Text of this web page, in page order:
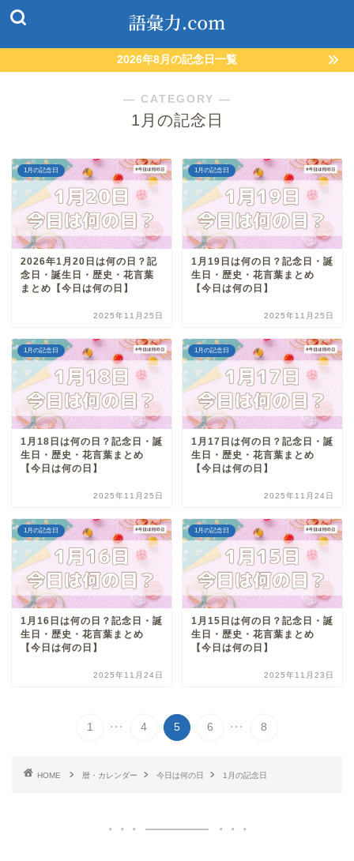
2026年8月の記念日一覧
― CATEGORY ―
1月の記念日
1月の記念日
2026年1月20日は何の日？記
念日・誕生日・歴史・花言葉
まとめ【今日は何の日】
2025年11月25日
1月の記念日
1月19日は何の日？記念日・誕
生日・歴史・花言葉まとめ
【今日は何の日】
2025年11月25日
1月の記念日
1月18日は何の日？記念日・誕
生日・歴史・花言葉まとめ
【今日は何の日】
2025年11月25日
1月の記念日
1月17日は何の日？記念日・誕
生日・歴史・花言葉まとめ
【今日は何の日】
2025年11月24日
1月の記念日
1月16日は何の日？記念日・誕
生日・歴史・花言葉まとめ
【今日は何の日】
2025年11月24日
1月の記念日
1月15日は何の日？記念日・誕
生日・歴史・花言葉まとめ
【今日は何の日】
2025年11月23日
1 ... 4 5 6 ... 8
HOME 暦・カレンダー 今日は何の日 1月の記念日